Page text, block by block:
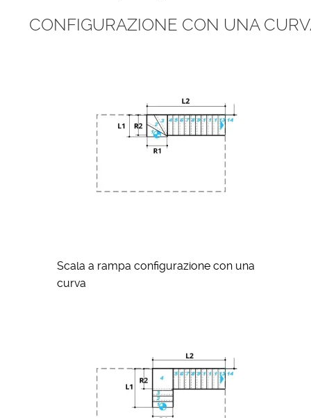
CONFIGURAZIONE CON UNA
Scala a rampa configurazione con una
curva